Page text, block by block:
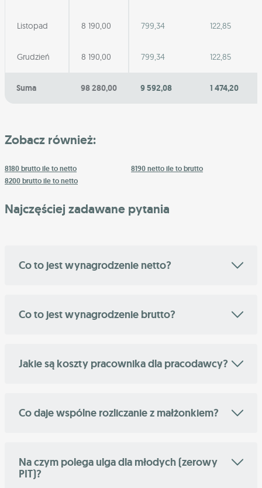
Listopad 8 190,00 799,34 122,85
Grudzień 8 190,00 799,34 122,85
Suma 98 280,00 9 592,08 1 474,20
Zobacz również:
8180 brutto ile to netto
8190 netto ile to brutto
8200 brutto ile to netto
Najczęściej zadawane pytania
Co to jest wynagrodzenie netto?
Co to jest wynagrodzenie brutto?
Jakie są koszty pracownika dla pracodawcy?
Co daje wspólne rozliczanie z małżonkiem?
Na czym polega ulga dla młodych (zerowy
PIT)?